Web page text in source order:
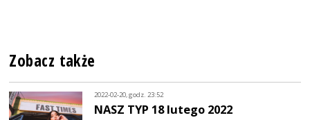
Zobacz także
2022-02-20, godz. 23:52
NASZ TYP 18 lutego 2022